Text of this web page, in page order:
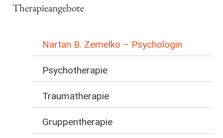
Therapieangebote
Nartan B. Zemelko – Psychologin
Psychotherapie
Traumatherapie
Gruppentherapie